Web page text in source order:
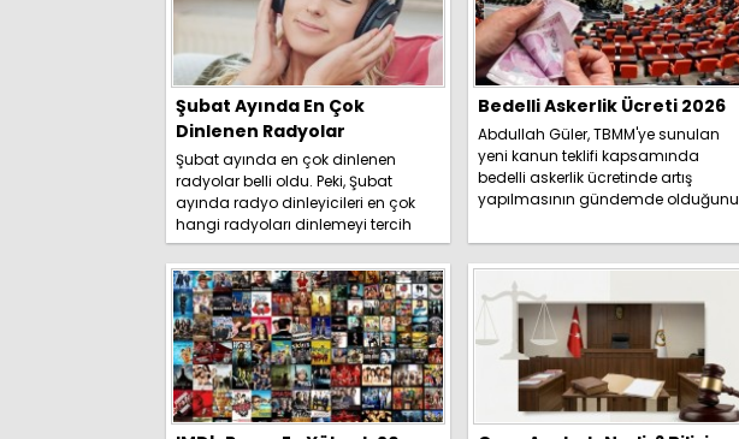
Şubat Ayında En Çok
Dinlenen Radyolar
Şubat ayında en çok dinlenen
radyolar belli oldu. Peki, Şubat
ayında radyo dinleyicileri en çok
hangi radyoları dinlemeyi tercih
etti? İşte detaylar.....
Bedelli Askerlik Ücreti 2026
Abdullah Güler, TBMM'ye sunulan
yeni kanun teklifi kapsamında
bedelli askerlik ücretinde artış
yapılmasının gündemde olduğunu